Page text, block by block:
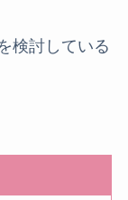
検討している